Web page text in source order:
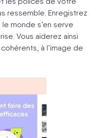
ressemble. Enregistrez
monde s’en serve
Vous aiderez ainsi
à l’image de